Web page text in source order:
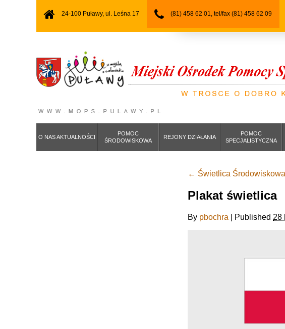
24-100 Puławy, ul. Leśna 17 (81) 458 62 01, tel/fax (81) 458 62 09
O NAS AKTUALNOŚCI
POMOC
ŚRODOWISKOWA
REJONY DZIAŁANIA
POMOC
SPECJALISTYCZNA
← Świetlica
Plakat świetlica
By pbochra Published 28